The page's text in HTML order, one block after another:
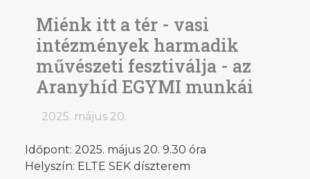
Miénk itt a tér - vasi
intézmények harmadik
művészeti fesztiválja - az
Aranyhíd EGYMI munkái
2025. május 20.
Időpont: 2025. május 20. 9.30 óra
Helyszín: ELTE SEK díszterem